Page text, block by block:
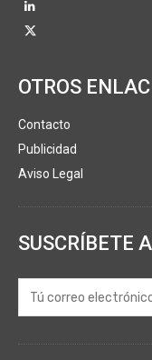
OTROS
Contacto
Publicidad
Aviso Legal
SUSCRÍBETE